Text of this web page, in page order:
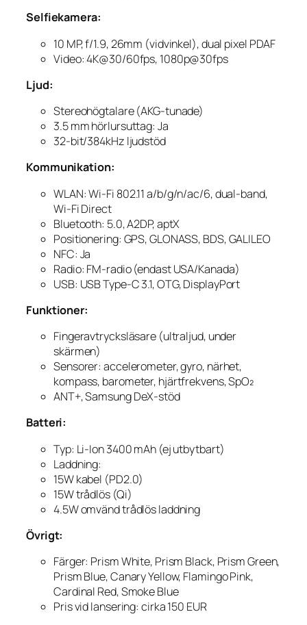
Selfiekamera:
10 MP, f/1.9, 26mm (vidvinkel), dual pixel PDAF
Video: 4K@30/60fps, 1080p@30fps
Ljud:
Stereohögtalare (AKG-tunade)
3.5 mm hörlursuttag: Ja
32-bit/384kHz ljudstöd
Kommunikation:
WLAN: Wi-Fi 802.11 a/b/g/n/ac/6, dual-band,
Wi-Fi Direct
Bluetooth: 5.0, A2DP, aptX
Positionering: GPS, GLONASS, BDS, GALILEO
NFC: Ja
Radio: FM-radio (endast USA/Kanada)
USB: USB Type-C 3.1, OTG, DisplayPort
Funktioner:
Fingeravtrycksläsare (ultraljud, under
skärmen)
Sensorer: accelerometer, gyro, närhet,
kompass, barometer, hjärtfrekvens, SpO₂
ANT+, Samsung DeX-stöd
Batteri:
Typ: Li-Ion 3400 mAh (ej utbytbart)
Laddning:
15W kabel (PD2.0)
15W trådlös (Qi)
4.5W omvänd trådlös laddning
Övrigt:
Färger: Prism White, Prism Black, Prism Green,
Prism Blue, Canary Yellow, Flamingo Pink,
Cardinal Red, Smoke Blue
Pris vid lansering: cirka 150 EUR